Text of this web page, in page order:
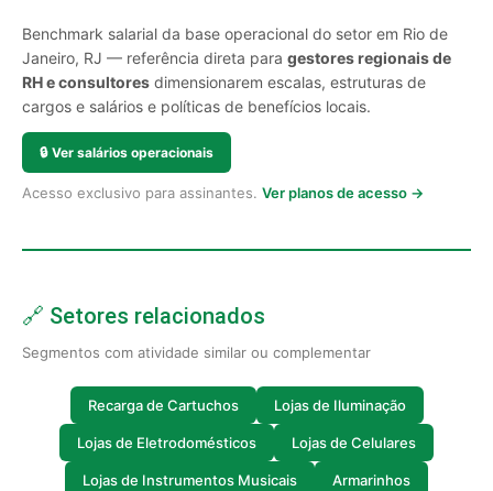
Benchmark salarial da base operacional do setor em Rio de
Janeiro, RJ — referência direta para gestores regionais de
RH e consultores dimensionarem escalas, estruturas de
cargos e salários e políticas de benefícios locais.
🔒 Ver salários operacionais
Acesso exclusivo para assinantes. Ver planos de acesso →
🔗 Setores relacionados
Segmentos com atividade similar ou complementar
Recarga de Cartuchos Lojas de Iluminação
Lojas de Eletrodomésticos Lojas de Celulares
Lojas de Instrumentos Musicais Armarinhos